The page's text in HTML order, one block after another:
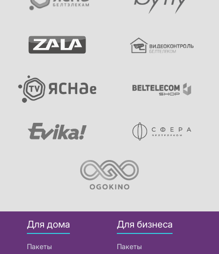
Для дома
Пакеты
Для бизнеса
Пакеты